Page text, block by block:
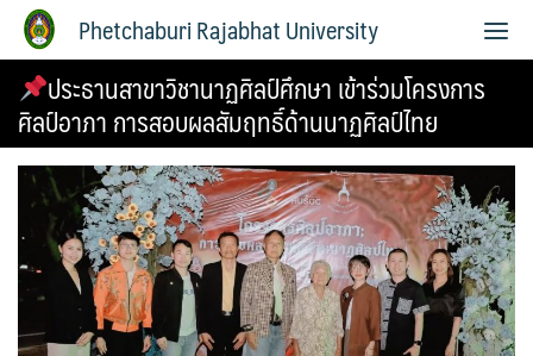
Phetchaburi Rajabhat University
ประธานสาขาวิชานาฏศิลป์ศึกษา เข้าร่วมโครงการ
ศิลป์อาภา การสอบผลสัมฤทธิ์ด้านนาฏศิลป์ไทย